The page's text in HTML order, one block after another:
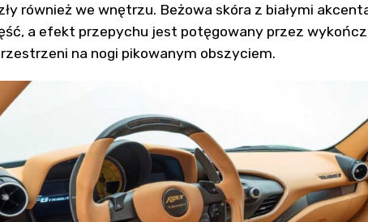
również we wnętrzu. Beżowa skóra z białymi
a efekt przepychu jest potęgowany przez
na nogi pikowanym obszyciem.